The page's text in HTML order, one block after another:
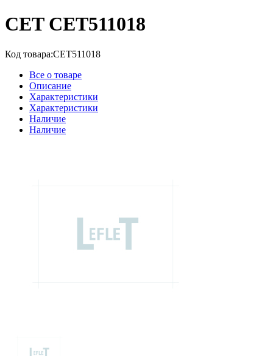
CET CET511018
Код товара:CET511018
Все о товаре
Описание
Характеристики
Характеристики
Наличие
Наличие